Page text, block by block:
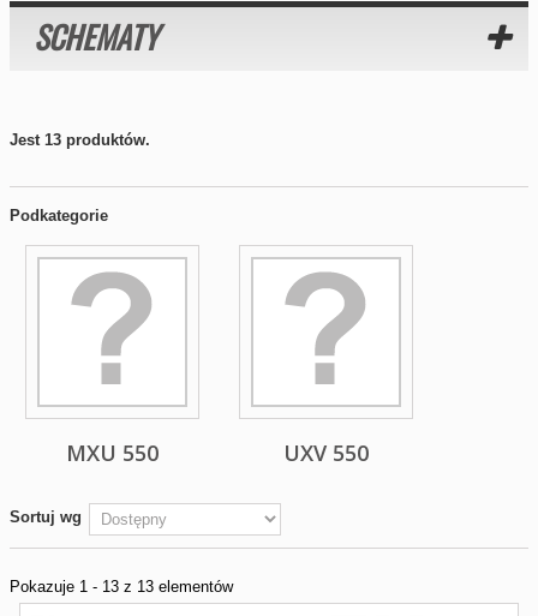
SCHEMATY
Jest 13 produktów.
Podkategorie
MXU 550 UXV 550
Sortuj wg
Pokazuje 1 - 13 z 13 elementów